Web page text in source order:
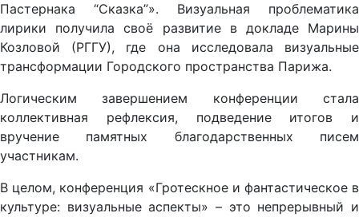
Пастернака “Сказка”». Визуальная проблематика
лирики получила своё развитие в докладе Марины
Козловой (РГГУ), где она исследовала визуальные
трансформации Городского пространства Парижа.
Логическим завершением конференции стала
коллективная рефлексия, подведение итогов и
вручение памятных благодарственных писем
участникам.
В целом, конференция «Гротескное и фантастическое в
культуре: визуальные аспекты» – это непрерывный и